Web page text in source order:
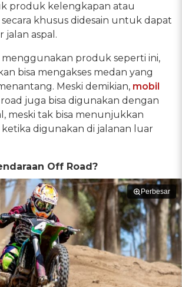
produk kelengkapan atau
khusus didesain untuk dapat
jalan aspal.
menggunakan produk seperti ini,
bisa mengakses medan yang
Meski demikian, mobil
juga bisa digunakan dengan
meski tak bisa menunjukkan
digunakan di jalanan luar
Off Road?
Perbesar